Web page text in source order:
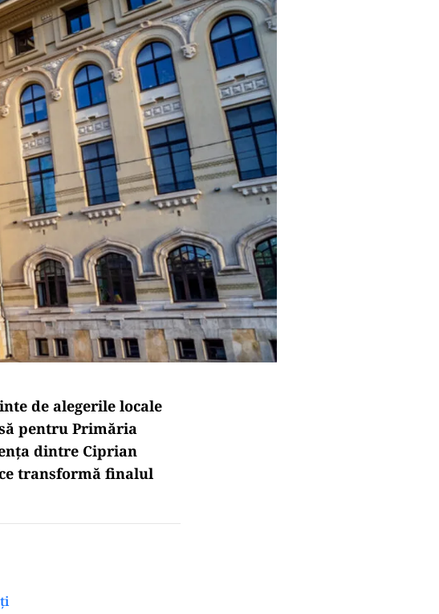
de alegerile locale
pentru Primăria
dintre Ciprian
transformă finalul